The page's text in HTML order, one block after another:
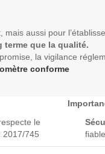
aussi pour
que la qualité.
la vigilance
conforme
le
2017/745